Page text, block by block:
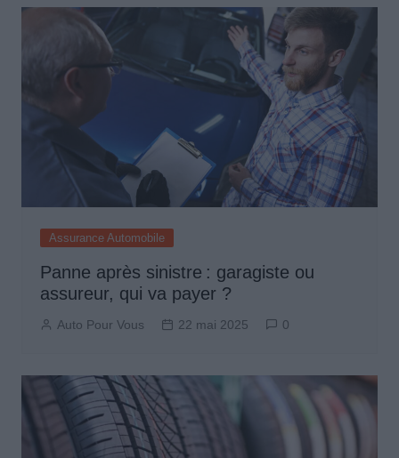
Assurance Automobile
Panne après sinistre : garagiste ou
assureur, qui va payer ?
Auto Pour Vous 22 mai 2025 0